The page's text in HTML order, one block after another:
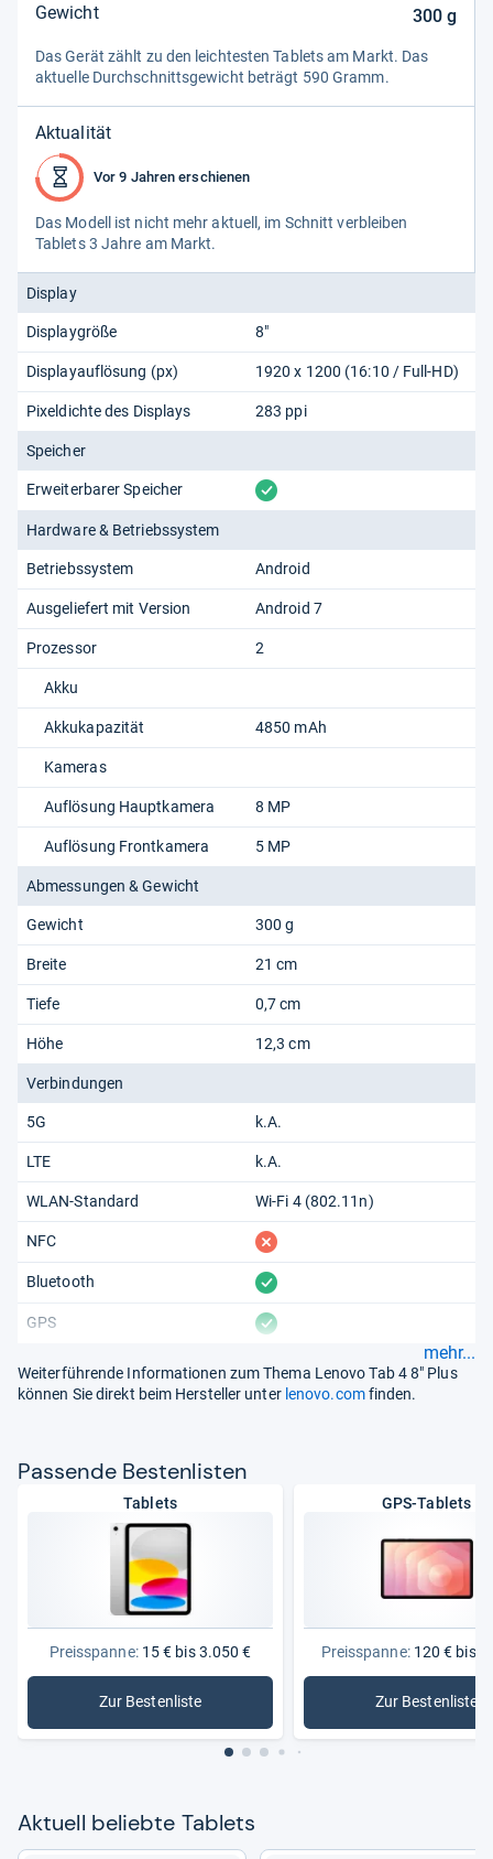
Gewicht 300g
Das Gerät zählt zu den leich­tes­ten Tablets am Markt. Das
aktu­elle Durch­schnitts­ge­wicht beträgt 590 Gramm.
Aktualität
Vor 9 Jahren erschienen
Das Modell ist nicht mehr aktu­ell, im Schnitt ver­blei­ben
Tablets 3 Jahre am Markt.
Display
Displaygröße 8"
Displayauflösung (px) 1920 x 1200 (16:10 / Full-HD)
Pixeldichte des Displays 283 ppi
Speicher
Erweiterbarer Speicher vorhanden
Hardware & Betriebssystem
Betriebssystem Android
Ausgeliefert mit Version Android 7
Prozessor 2
Akku
Akkukapazität 4850 mAh
Kameras
Auflösung Hauptkamera 8 MP
Auflösung Frontkamera 5 MP
Abmessungen & Gewicht
Gewicht 300 g
Breite 21 cm
Tiefe 0,7 cm
Höhe 12,3 cm
Verbindungen
5G k.A.
LTE k.A.
WLAN-Standard Wi-Fi 4 (802.11​n)
NFC fehlt
Bluetooth vorhanden
GPS vorhanden
mehr...
Weiterführende Informationen zum Thema Lenovo Tab 4 8" Plus
können Sie direkt beim Hersteller unter lenovo.comfinden.
Pas­sende Bes­ten­lis­ten
Tablets
Preisspanne:15 € bis 3.050 €
Zur Bestenliste
: Tablets
GPS-Tablets
Preisspanne:120 € bis
Zur Bestenliste
: GPS-
Aktu­ell beliebte Tablets